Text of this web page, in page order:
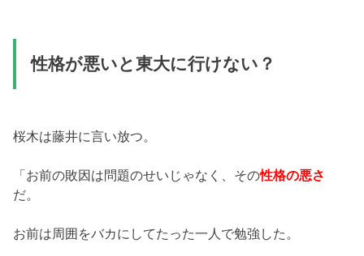
性格が悪いと東大に行けない？
桜木は藤井に言い放つ。
「お前の敗因は問題のせいじゃなく、その性格の悪さ
だ。
お前は周囲をバカにしてたった一人で勉強した。